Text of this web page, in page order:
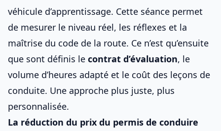
véhicule d’apprentissage. Cette séance permet
de mesurer le niveau réel, les réflexes et la
maîtrise du code de la route. Ce n’est qu’ensuite
que sont définis le contrat d’évaluation, le
volume d’heures adapté et le coût des leçons de
conduite. Une approche plus juste, plus
personnalisée.
La réduction du prix du permis de conduire